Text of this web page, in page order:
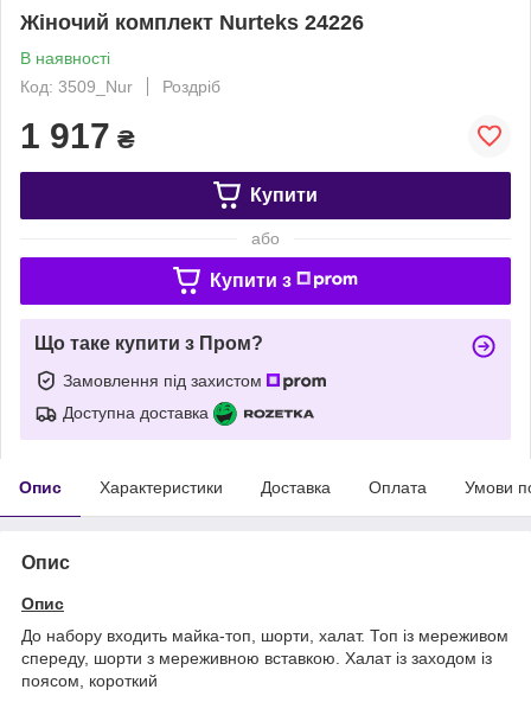
Жіночий комплект Nurteks 24226
В наявності
Код: 3509_Nur
Роздріб
1 917 ₴
Купити
або
Купити з
Що таке купити з Пром?
Замовлення під захистом
Доступна доставка
Опис Характеристики Доставка Оплата Умови
Опис
Опис
До набору входить майка-топ, шорти, халат. Топ із мереживом
спереду, шорти з мереживною вставкою. Халат із заходом із
поясом, короткий